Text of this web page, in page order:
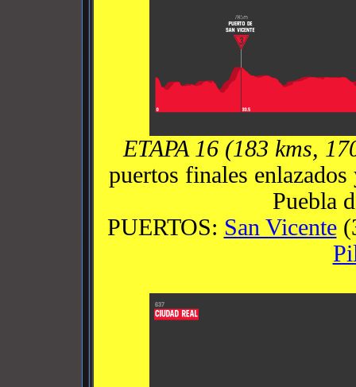
ETAPA 16 (183 kms,
puertos finales enlazados
Puebla
PUERTOS: San Vicente